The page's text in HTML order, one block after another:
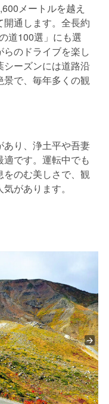
メートルを越え
通します。全長約
道100選」にも選
のドライブを楽し
シーズンには道路沿
景で、毎年多くの観
り、浄土平や吾妻
です。運転中でも
のむ美しさで、観
があります。